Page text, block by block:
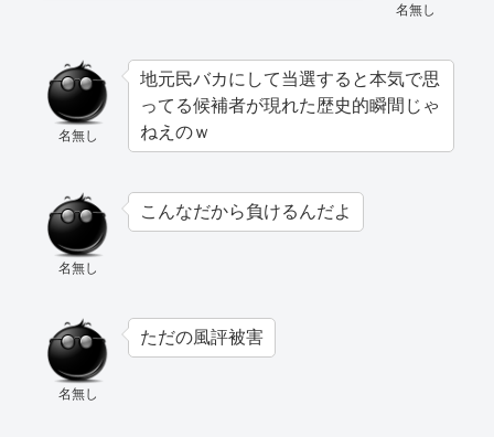
名無し
名無し
地元民バカにして当選すると本気で思
ってる候補者が現れた歴史的瞬間じゃ
ねえのｗ
名無し
こんなだから負けるんだよ
名無し
ただの風評被害